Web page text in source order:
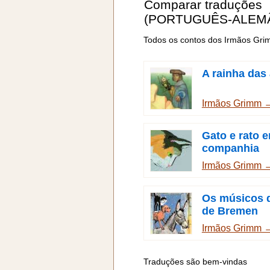
Comparar traduções
(PORTUGUÊS-
Todos os contos dos Irmãos
A rainha das
Irmãos Grimm
Gato e rato
companhia
Irmãos Grimm
Os músicos
de Bremen
Irmãos Grimm
Traduções são bem-vindas